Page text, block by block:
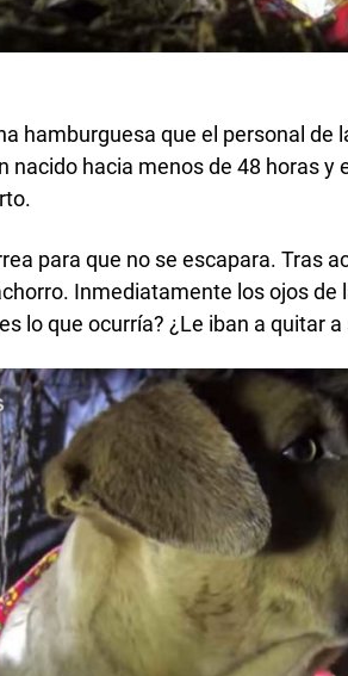
hamburguesa que el personal de
nacido hacia menos de 48 horas y
para que no se escapara. Tras
Inmediatamente los ojos de
lo que ocurría? ¿Le iban a quitar